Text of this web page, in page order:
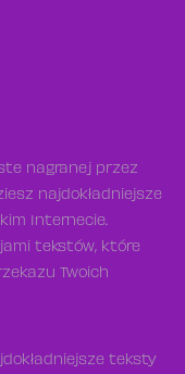
nagranej przez
najdokładniejsze
Internecie.
tekstów, które
Twoich
teksty